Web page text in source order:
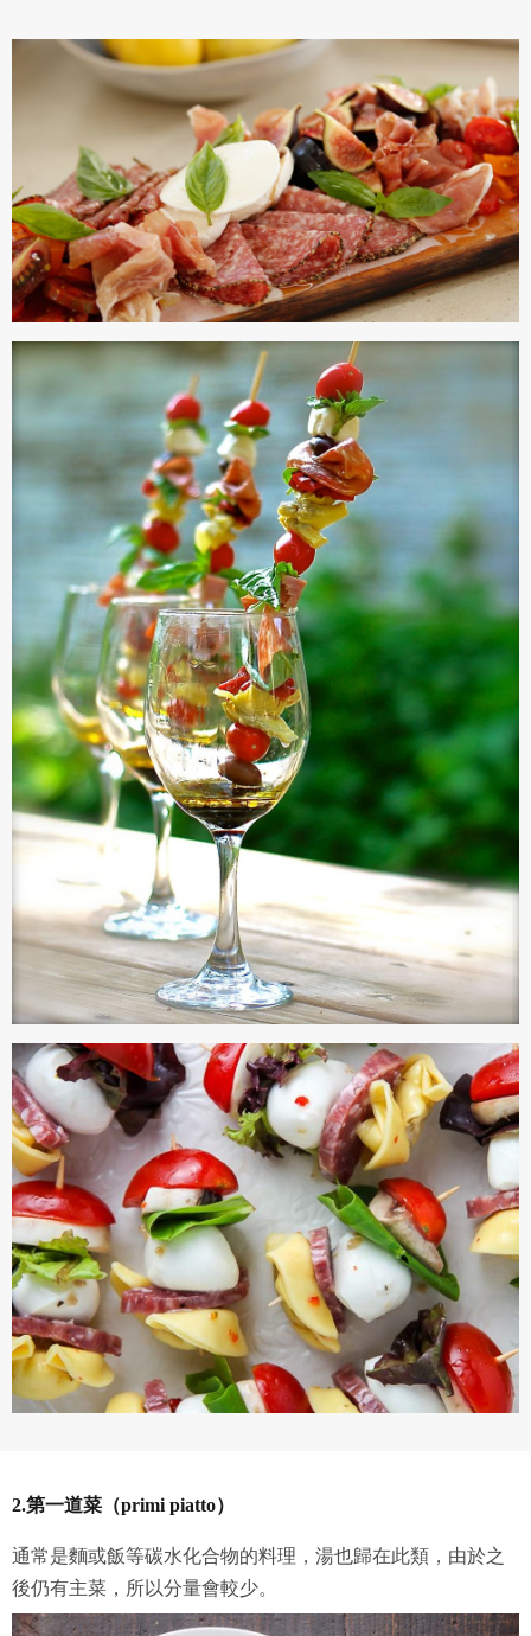
2.第一道菜（primi piatto）
通常是麵或飯等碳水化合物的料理，湯也歸在此類，由於之
後仍有主菜，所以分量會較少。